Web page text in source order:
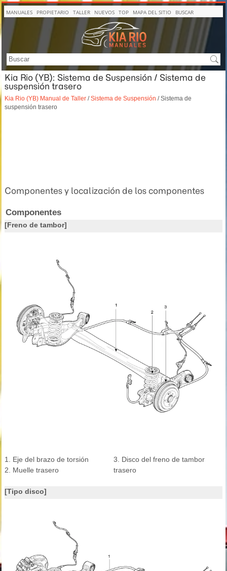
MANUALES PROPIETARIO TALLER NUEVOS TOP MAPA DEL SITIO BUSCAR
Kia Rio (YB): Sistema de Suspensión / Sistema de
suspensión trasero
Kia Rio (YB) Manual de Taller /Sistema de Suspensión / Sistema de
suspensión trasero
Componentes y localización de los componentes
Componentes
[Freno de tambor]
1. Eje del brazo de torsión
2. Muelle trasero
3. Disco del freno de tambor
trasero
[Tipo disco]